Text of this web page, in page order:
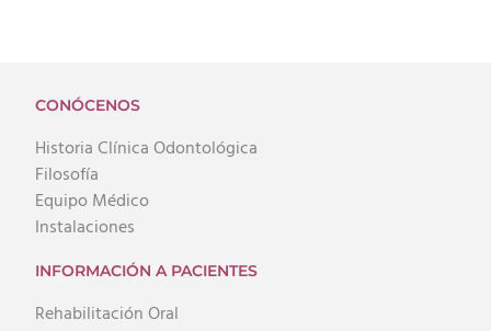
CONÓCENOS
Historia Clínica Odontológica
Filosofía
Equipo Médico
Instalaciones
INFORMACIÓN A PACIENTES
Rehabilitación Oral